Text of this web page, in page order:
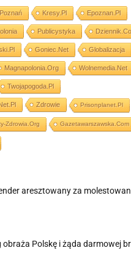
Poznań Kresy.pl Epoznan.pl
Publicystyka
Goniec.net Globalizacja
Magnapolonia.org Wolnemedia.net
Twojapogoda.pl
Zdrowie Prisonplanet.pl
Zdrowia.org Gazetawarszawska.com
aresztowany za
obraża Polskę i żąda darmowej